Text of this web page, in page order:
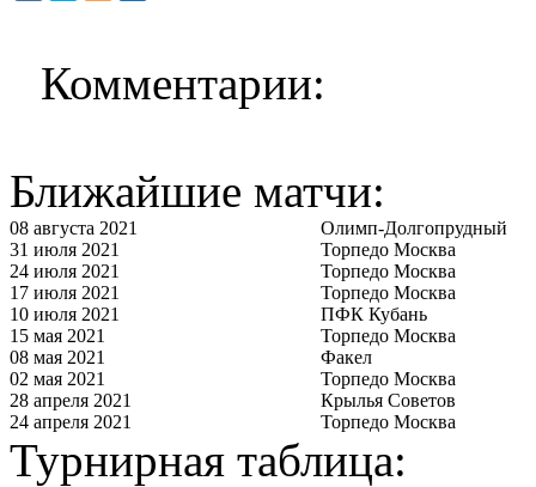
Комментарии:
Ближайшие матчи:
08 августа 2021
Олимп-Долгопрудный
31 июля 2021
Торпедо Москва
24 июля 2021
Торпедо Москва
17 июля 2021
Торпедо Москва
10 июля 2021
ПФК Кубань
15 мая 2021
Торпедо Москва
08 мая 2021
Факел
02 мая 2021
Торпедо Москва
28 апреля 2021
Крылья Советов
24 апреля 2021
Торпедо Москва
Турнирная таблица: